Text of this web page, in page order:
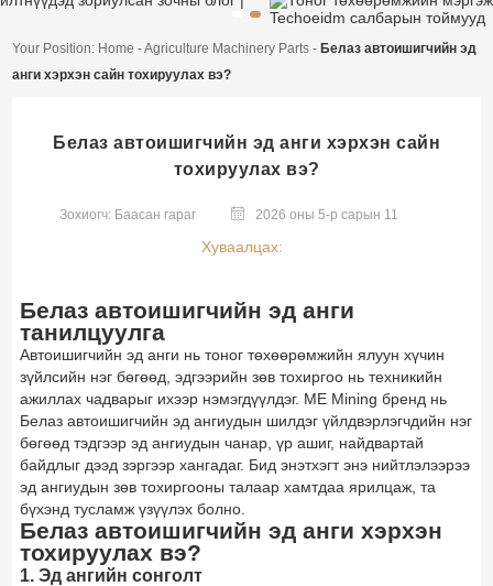
Your Position: Home -Agriculture Machinery Parts - Белаз автоишигчийн эд
анги хэрхэн сайн тохируулах вэ?
Белаз автоишигчийн эд анги хэрхэн сайн
тохируулах вэ?
Зохиогч: Баасан гараг 2026 оны 5-р сарын 11
Хуваалцах:
Белаз автоишигчийн эд анги
танилцуулга
Автоишигчийн эд анги нь тоног төхөөрөмжийн ялуун хүчин
зүйлсийн нэг бөгөөд, эдгээрийн зөв тохиргоо нь техникийн
ажиллах чадварыг ихээр нэмэгдүүлдэг. ME Mining бренд нь
Белаз автоишигчийн эд ангиудын шилдэг үйлдвэрлэгчдийн нэг
бөгөөд тэдгээр эд ангиудын чанар, үр ашиг, найдвартай
байдлыг дээд зэргээр хангадаг. Бид энэтхэгт энэ нийтлэлээрээ
эд ангиудын зөв тохиргооны талаар хамтдаа ярилцаж, та
бүхэнд тусламж үзүүлэх болно.
Белаз автоишигчийн эд анги хэрхэн
тохируулах вэ?
1. Эд ангийн сонголт